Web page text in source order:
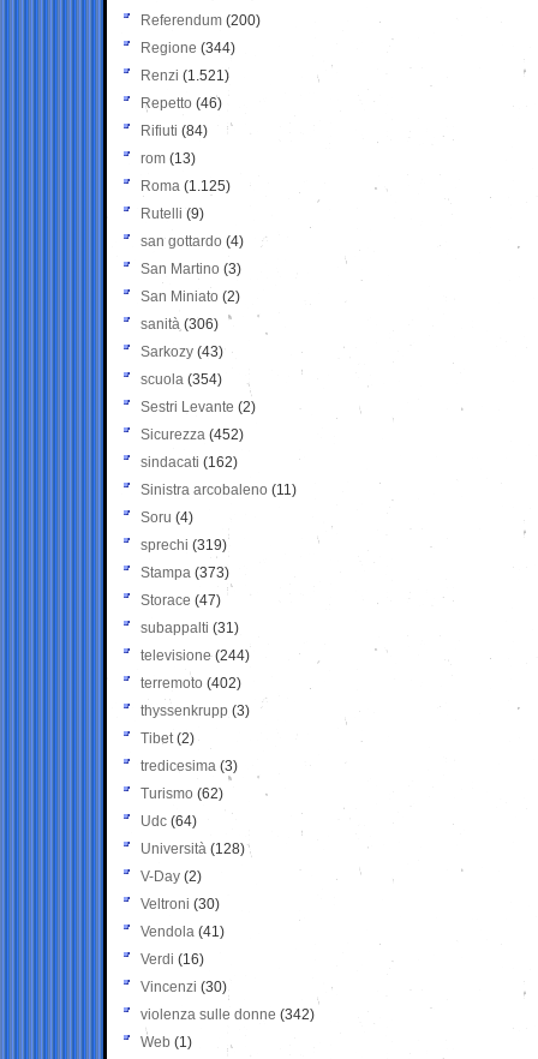
Referendum (200)
Regione (344)
Renzi (1.521)
Repetto (46)
Rifiuti (84)
rom (13)
Roma (1.125)
Rutelli (9)
san gottardo (4)
San Martino (3)
San Miniato (2)
sanità (306)
Sarkozy (43)
scuola (354)
Sestri Levante (2)
Sicurezza (452)
sindacati (162)
Sinistra arcobaleno (11)
Soru (4)
sprechi (319)
Stampa (373)
Storace (47)
subappalti (31)
televisione(244)
terremoto (402)
thyssenkrupp (3)
Tibet(2)
tredicesima (3)
Turismo (62)
Udc (64)
Università (128)
V-Day (2)
Veltroni (30)
Vendola (41)
Verdi (16)
Vincenzi (30)
violenza sulle donne (342)
Web (1)